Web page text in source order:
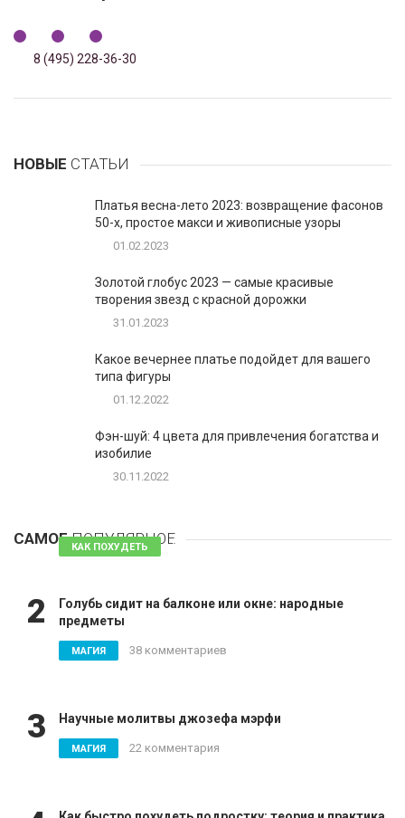
8 (495) 228-36-30
НОВЫЕ СТАТЬИ
Платья весна-лето 2023: возвращение фасонов
50-х, простое макси и живописные узоры
01.02.2023
Золотой глобус 2023 — самые красивые
творения звезд с красной дорожки
31.01.2023
Какое вечернее платье подойдет для вашего
типа фигуры
01.12.2022
Фэн-шуй: 4 цвета для привлечения богатства и
изобилие
30.11.2022
САМОЕПОПУЛЯРНОЕ
КАК ПОХУДЕТЬ 81 комментарий
2
Голубь сидит на балконе или окне: народные
предметы
МАГИЯ 38 комментариев
3 Научные молитвы джозефа мэрфи
МАГИЯ 22 комментария